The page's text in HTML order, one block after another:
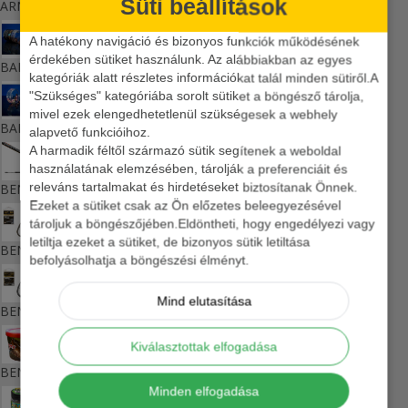
Süti beállítások
A hatékony navigáció és bizonyos funkciók működésének
érdekében sütiket használunk. Az alábbiakban az egyes
kategóriák alatt részletes információkat talál minden sütiről.A
"Szükséges" kategóriába sorolt sütiket a böngésző tárolja,
mivel ezek elengedhetetlenül szükségesek a webhely
alapvető funkcióihoz.
A harmadik féltől származó sütik segítenek a weboldal
használatának elemzésében, tárolják a preferenciáit és
releváns tartalmakat és hirdetéseket biztosítanak Önnek.
Ezeket a sütiket csak az Ön előzetes beleegyezésével
tároljuk a böngészőjében.Eldöntheti, hogy engedélyezi vagy
letiltja ezeket a sütiket, de bizonyos sütik letiltása
befolyásolhatja a böngészési élményt.
Mind elutasítása
Kiválasztottak elfogadása
Minden elfogadása
ARNO ZSEBPECA
BAIT BAIT DIPPELT CSALIZÓBOJLI
BAIT BAIT METHOD DUMBEL
BENZAR ADVENTURE POLE SPICCBOT
BENZÁR CONCOURSE METHOD BLADE HOROG
BENZÁR CONCOURSE METHOD PRO CARP HOROG
BENZÁR FITO VÖDÖR TETŐVEL